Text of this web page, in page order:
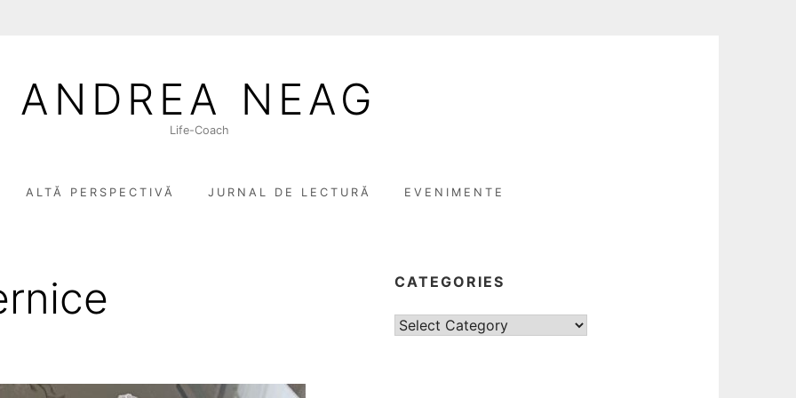
ANDREA NEAG
Life-Coach
ALTĂ PERSPECTIVĂ JURNAL DE LECTURĂ EVENIMENTE
CATEGORIES
Categories